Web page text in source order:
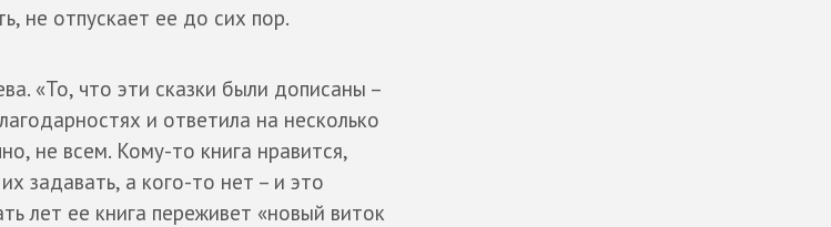
не отпускает ее до сих пор.
«То, что эти сказки были дописаны –
и ответила на несколько
не всем. Кому-то книга нравится,
задавать, а кого-то нет – и это
лет ее книга переживет «новый виток